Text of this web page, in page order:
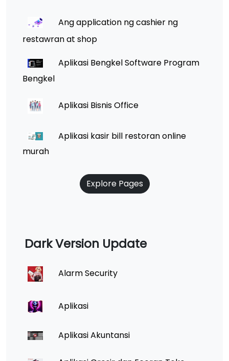
Ang application ng cashier ng
restawran at shop
Aplikasi Bengkel Software Program
Bengkel
Aplikasi Bisnis Office
Aplikasi kasir bill restoran online
murah
Explore Pages
Dark Version Update
Alarm Security
Aplikasi
Aplikasi Akuntansi